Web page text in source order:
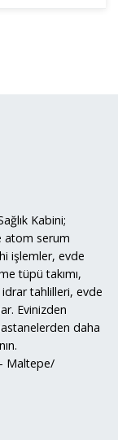
Kabini;
atom serum
işlemler, evde
tüpü takımı,
idrar tahlilleri, evde
Evinizden
daha
Maltepe/